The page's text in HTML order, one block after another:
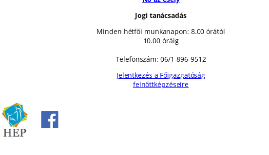
Jogi tanácsadás
Minden hétfői munkanapon: 8.00 órától
10.00 óráig
Telefonszám: 06/1-896-9512
Jelentkezés a Főigazgatóság
felnőttképzéseire